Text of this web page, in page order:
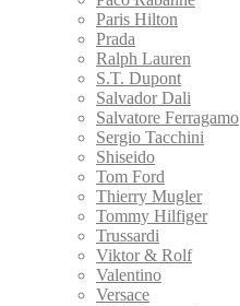
Paris Hilton
Prada
Ralph Lauren
S.T. Dupont
Salvador Dali
Salvatore Ferragamo
Sergio Tacchini
Shiseido
Tom Ford
Thierry Mugler
Tommy Hilfiger
Trussardi
Viktor & Rolf
Valentino
Versace